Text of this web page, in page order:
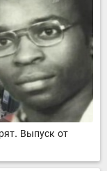
Выпуск от